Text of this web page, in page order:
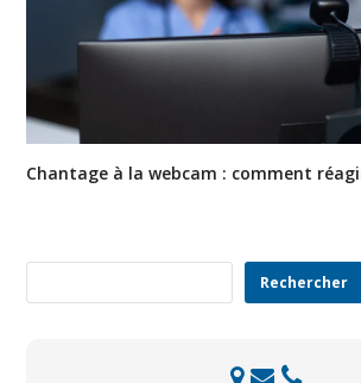
Chantage à la webcam : comment
Rechercher